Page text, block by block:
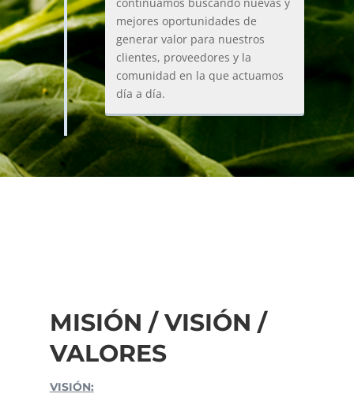
mejores oportunidades de
generar valor para nuestros
clientes, proveedores y la
comunidad en la que actuamos
día a día.
MISIÓN / VISIÓN /
VALORES
VISIÓN: